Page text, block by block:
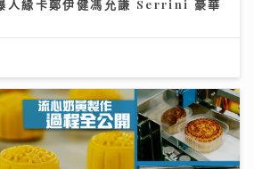
人緣卡鄭伊健馮允謙 Serrini 豪華